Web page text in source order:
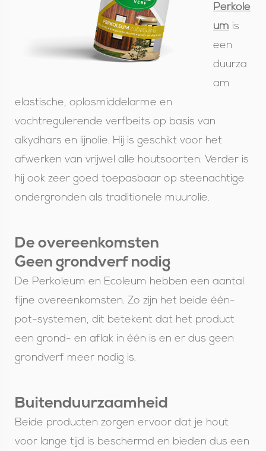
Perkole
um is
een
duurza
am
elastische, oplosmiddelarme en
vochtregulerende verfbeits op basis van
alkydhars en lijnolie. Hij is geschikt voor het
afwerken van vrijwel alle houtsoorten. Verder is
hij ook zeer goed toepasbaar op steenachtige
ondergronden als traditionele muurolie.
De overeenkomsten
Geen grondverf nodig
De Perkoleum en Ecoleum hebben een aantal
fijne overeenkomsten. Zo zijn het beide één-
pot-systemen, dit betekent dat het product
een grond- en aflak in één is en er dus geen
grondverf meer nodig is.
Buitenduurzaamheid
Beide producten zorgen ervoor dat je hout
voor lange tijd is beschermd en bieden dus een